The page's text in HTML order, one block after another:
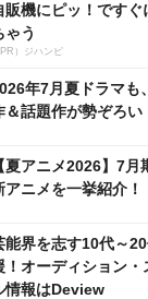
販機にピッ！ですぐ
ゃう
PR）ジハンピ
年7月夏ドラマも
＆話題作が勢ぞろい
【夏アニメ2026】7月
アニメを一挙紹介！
能界を志す10代～
！オーディション・
情報はDeview